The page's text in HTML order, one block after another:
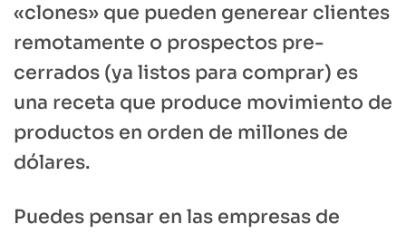
«clones» que pueden generear clientes
remotamente o prospectos pre-
cerrados (ya listos para comprar) es
una receta que produce movimiento de
productos en orden de millones de
dólares.
Puedes pensar en las empresas de